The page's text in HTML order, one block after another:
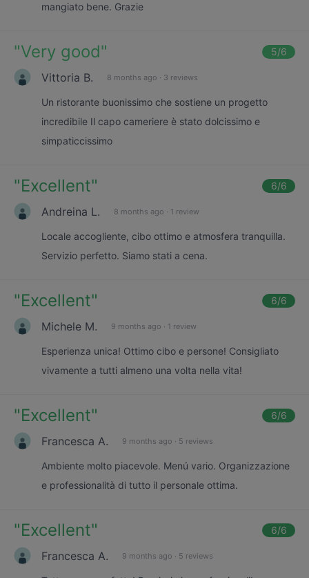
mangiato bene. Grazie
"Very good" 5/6
Vittoria B. 8 months ago · 3 reviews
Un ristorante buonissimo che sostiene un progetto
incredibile Il capo cameriere è stato dolcissimo e
simpaticcissimo
"Excellent" 6/6
Andreina L. 8 months ago · 1 review
Locale accogliente, cibo ottimo e atmosfera tranquilla.
Servizio perfetto. Siamo stati a cena.
"Excellent" 6/6
Michele M. 9 months ago · 1 review
Esperienza unica! Ottimo cibo e persone! Consigliato
vivamente a tutti almeno una volta nella vita!
"Excellent" 6/6
Francesca A. 9 months ago · 5 reviews
Ambiente molto piacevole. Menú vario. Organizzazione
e professionalità di tutto il personale ottima.
"Excellent" 6/6
Francesca A. 9 months ago · 5 reviews